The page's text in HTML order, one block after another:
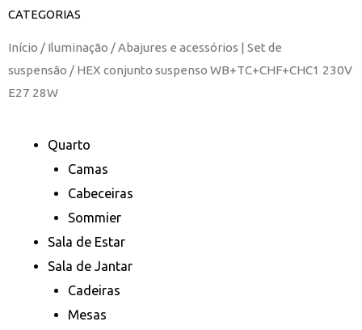
CATEGORIAS
Início / Iluminação /Abajures e acessórios | Set de
suspensão / HEX conjunto suspenso WB+TC+CHF+CHC1 230V
E27 28W
Quarto
Camas
Cabeceiras
Sommier
Sala de Estar
Sala de Jantar
Cadeiras
Mesas